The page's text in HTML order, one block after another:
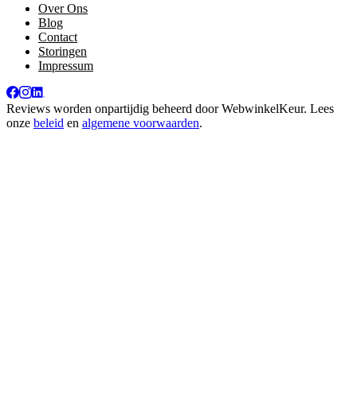
Over Ons
Blog
Contact
Storingen
Impressum
Reviews worden onpartijdig beheerd doorWebwinkelKeur. Lees
onze beleid en algemene voorwaarden.